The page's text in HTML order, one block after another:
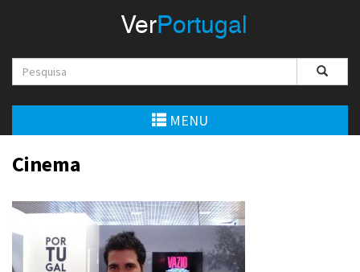
Empreendedorismo
Construção e Imobiliário
Cultura e Educação
VerPortugal
MENU
Cinema